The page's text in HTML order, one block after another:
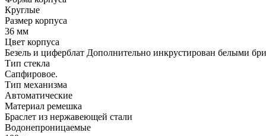
Круглые
Размер корпуса
36 мм
Цвет корпуса
Безель и циферблат Дополнительно инкрустирован белыми
Тип стекла
Сапфировое.
Тип механизма
Автоматические
Материал ремешка
Браслет из нержавеющей стали
Водонепроницаемые